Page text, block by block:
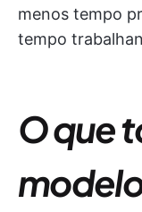
menos tempo
tempo
O que